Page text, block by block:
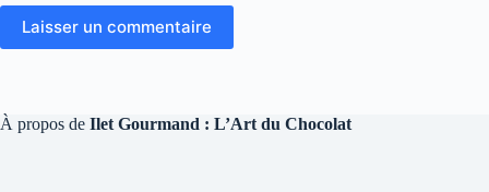
Laisser un commentaire
À propos de Ilet Gourmand : L’Art du Chocolat